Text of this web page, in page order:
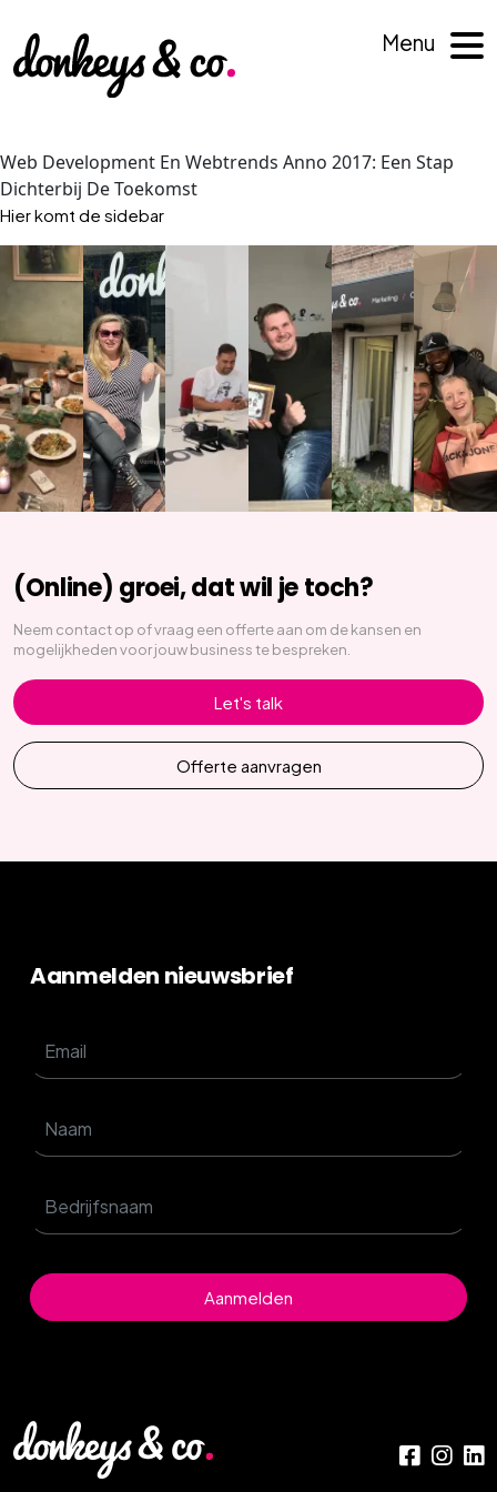
Menu
Web Development En Webtrends Anno 2017: Een Stap
Dichterbij De Toekomst
Hier komt de sidebar
(Online) groei, dat wil je toch?
Neem contact op of vraag een offerte aan om de kansen en
mogelijkheden voor jouw business te bespreken.
Let's talk
Offerte aanvragen
Aanmelden nieuwsbrief
Aanmelden